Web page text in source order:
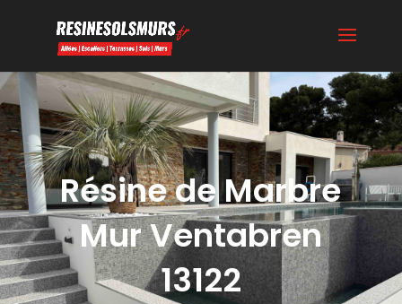
Résine de Marbre
Mur Ventabren
13122